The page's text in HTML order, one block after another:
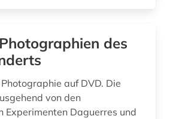
druckindustrie (1)
druckschrift (1)
(1)
des
auf DVD. Die
von den
Experimenten Daguerres und